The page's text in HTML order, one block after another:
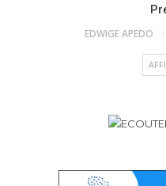
EDWIGE APEDO